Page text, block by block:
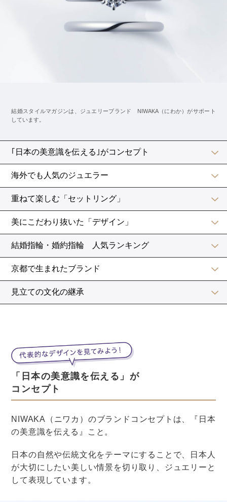
注文するときに刻印をどうするか決められない場合は、
が完成してから刻印を入れる方法もあります。
刻印は初回無料というお店も多いので、気になる人はス
タッフに聞いてみてはいかがでしょうか。